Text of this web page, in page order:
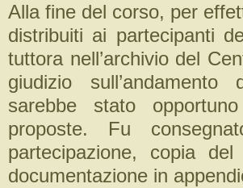
Alla fine del corso, per
distribuiti ai partecipanti
tuttora nell’archivio del
giudizio
sarebbe stato
proposte. Fu
partecipazione, copia
documentazione in